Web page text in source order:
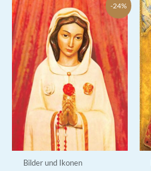
-24%
Bilder und Ikonen